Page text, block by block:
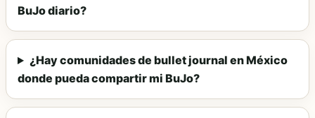
BuJo diario?
¿Hay comunidades de bullet journal en México
donde pueda compartir mi BuJo?